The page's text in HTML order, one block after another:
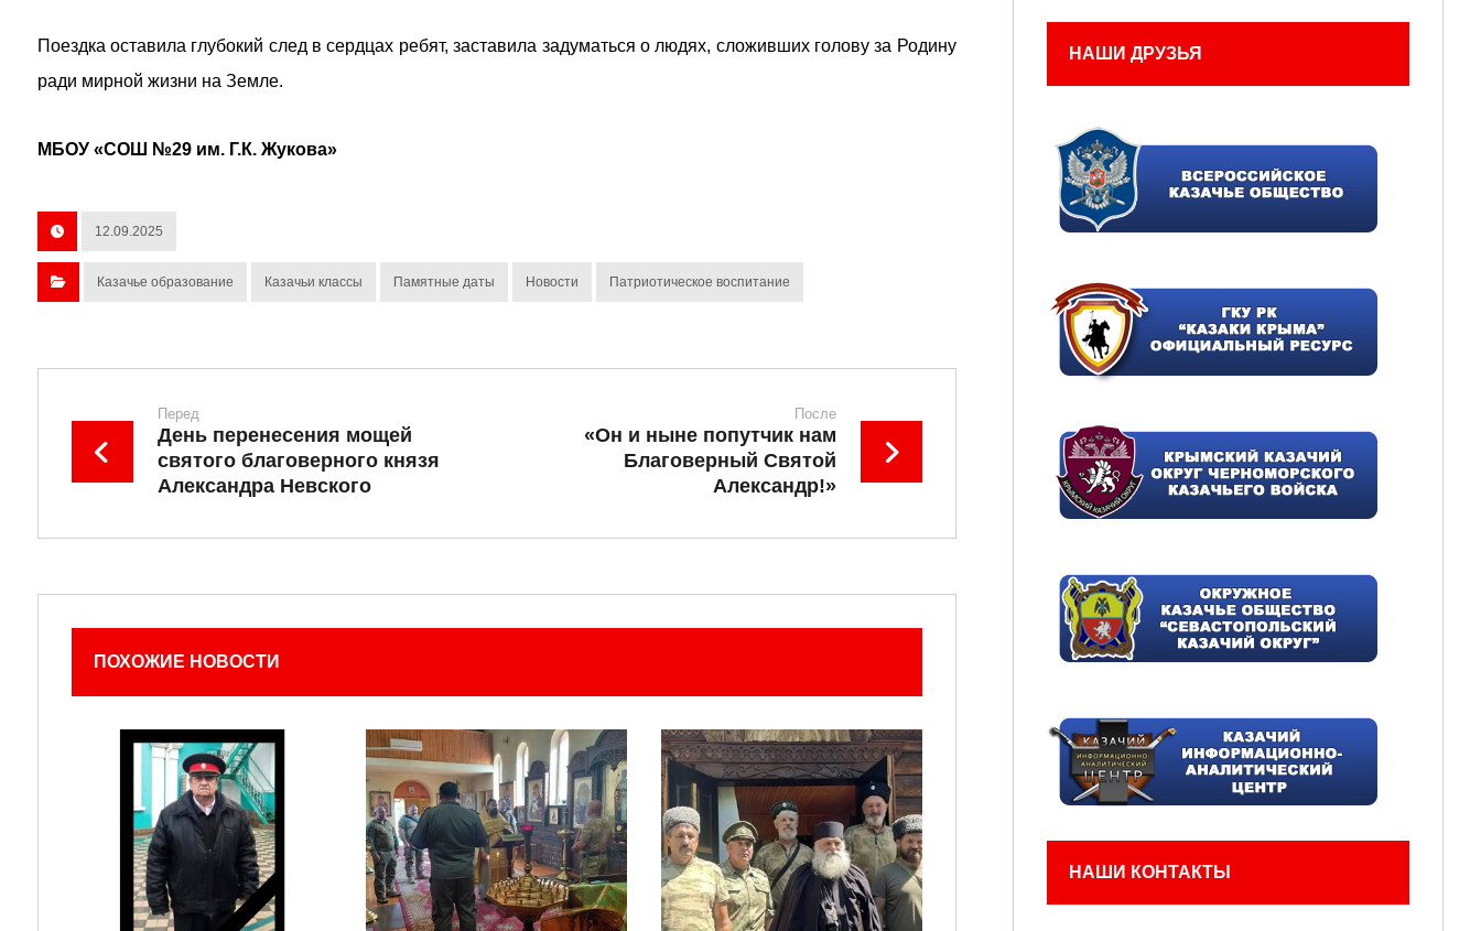
Поездка оставила глубокий след в сердцах ребят, заставила задуматься о людях, сложивших голову за Родину
ради мирной жизни на Земле.
МБОУ «СОШ №29 им. Г.К. Жукова»
12.09.2025
Казачье образование Казачьи классы Памятные даты Новости Патриотическое воспитание
Перед
День перенесения мощей
святого благоверного князя
Александра Невского
После
«Он и ныне попутчик нам
Благоверный Святой
Александр!»
ПОХОЖИЕ НОВОСТИ
НАШИ ДРУЗЬЯ
НАШИ КОНТАКТЫ